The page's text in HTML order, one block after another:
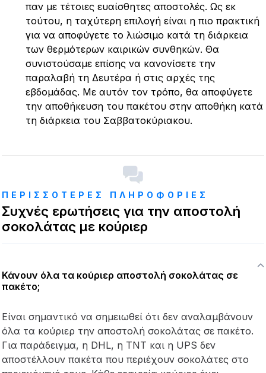
παν με τέτοιες ευαίσθητες αποστολές. Ως εκ
τούτου, η ταχύτερη επιλογή είναι η πιο πρακτική
για να αποφύγετε το λιώσιμο κατά τη διάρκεια
των θερμότερων καιρικών συνθηκών. Θα
συνιστούσαμε επίσης να κανονίσετε την
παραλαβή τη Δευτέρα ή στις αρχές της
εβδομάδας. Με αυτόν τον τρόπο, θα αποφύγετε
την αποθήκευση του πακέτου στην αποθήκη κατά
τη διάρκεια του Σαββατοκύριακου.
ΠΕΡΙΣΣΟΤΕΡΕΣ ΠΛΗΡΟΦΟΡΙΕΣ
Συχνές ερωτήσεις για την αποστολή
σοκολάτας με κούριερ
Κάνουν όλα τα κούριερ αποστολή σοκολάτας σε
πακέτο;
Είναι σημαντικό να σημειωθεί ότι δεν αναλαμβάνουν
όλα τα κούριερ την αποστολή σοκολάτας σε πακέτο.
Για παράδειγμα, η DHL, η TNT και η UPS δεν
αποστέλλουν πακέτα που περιέχουν σοκολάτες στο